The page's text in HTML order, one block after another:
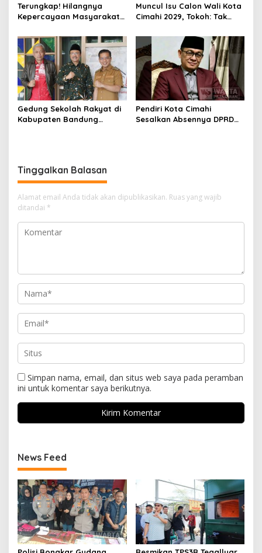
Terungkap! Hilangnya
Kepercayaan Masyarakat
Rebranding RSUD Cibabat
Muncul Isu Calon Wali Kota
Cimahi 2029, Tokoh: Tak
Legitimasi Parpol
Gedung Sekolah Rakyat di
Kabupaten Bandung
Pendiri Kota Cimahi
Sesalkan Absennya DPRD
Tinggalkan Balasan
Alamat email Anda tidak akan dipublikasikan. Ruas yang wajib
ditandai *
Simpan nama, email, dan situs web saya pada peramban
ini untuk komentar saya berikutnya.
News Feed